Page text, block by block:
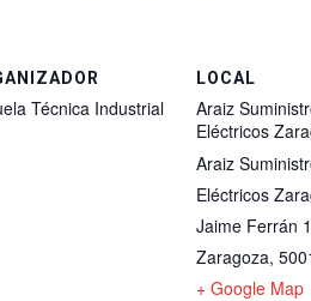
Técnica Industrial
LOCAL
Araiz
Eléctricos
Araiz
Eléctricos
Jaime Ferrán
Zaragoza,
+ Google Map